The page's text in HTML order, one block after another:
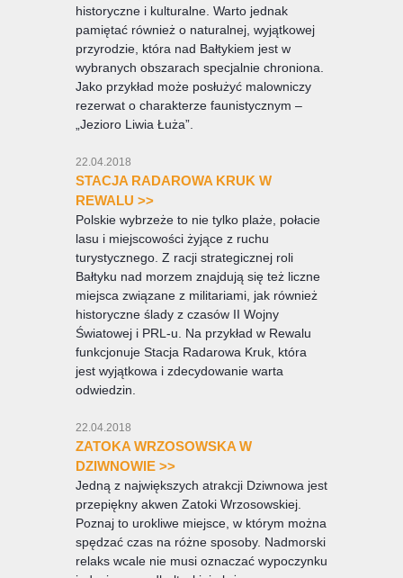
historyczne i kulturalne. Warto jednak
pamiętać również o naturalnej, wyjątkowej
przyrodzie, która nad Bałtykiem jest w
wybranych obszarach specjalnie chroniona.
Jako przykład może posłużyć malowniczy
rezerwat o charakterze faunistycznym –
„Jezioro Liwia Łuża”.
22.04.2018
STACJA RADAROWA KRUK W
REWALU >>
Polskie wybrzeże to nie tylko plaże, połacie
lasu i miejscowości żyjące z ruchu
turystycznego. Z racji strategicznej roli
Bałtyku nad morzem znajdują się też liczne
miejsca związane z militariami, jak również
historyczne ślady z czasów II Wojny
Światowej i PRL-u. Na przykład w Rewalu
funkcjonuje Stacja Radarowa Kruk, która
jest wyjątkowa i zdecydowanie warta
odwiedzin.
22.04.2018
ZATOKA WRZOSOWSKA W
DZIWNOWIE >>
Jedną z największych atrakcji Dziwnowa jest
przepiękny akwen Zatoki Wrzosowskiej.
Poznaj to urokliwe miejsce, w którym można
spędzać czas na różne sposoby. Nadmorski
relaks wcale nie musi oznaczać wypoczynku